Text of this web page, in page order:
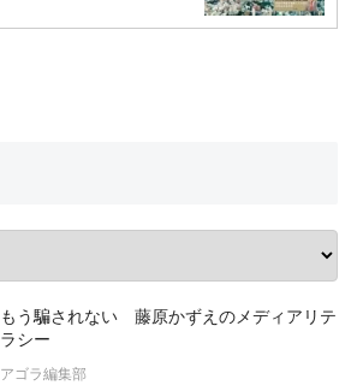
もう騙されない 藤原かずえのメディアリテ
ラシー
アゴラ編集部